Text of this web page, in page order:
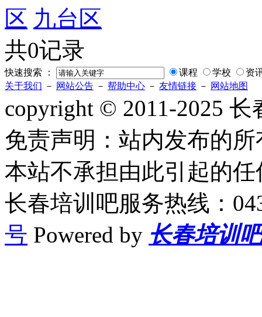
区 九台区
共0记录
快速搜索 ： 课程 学校
资
关于我们 － 网站公告 － 帮助中心 － 友情链接 － 网站地图
copyright © 2011-2025
免责声明：站内发布的
本站不承担由此引起的
长春培训吧服务热线：
号 Powered by 长春培训吧